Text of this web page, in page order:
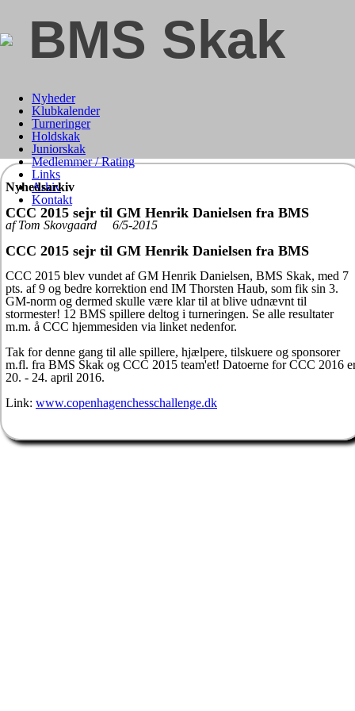
BMS Skak
Nyheder
Klubkalender
Turneringer
Holdskak
Juniorskak
Medlemmer / Rating
Links
Arkiv
Kontakt
Nyhedsarkiv
CCC 2015 sejr til GM Henrik Danielsen fra BMS
af Tom Skovgaard 6/5-2015
CCC 2015 sejr til GM Henrik Danielsen fra BMS
CCC 2015 blev vundet af GM Henrik Danielsen, BMS Skak, med 7
pts. af 9 og bedre korrektion end IM Thorsten Haub, som fik sin 3.
GM-norm og dermed skulle være klar til at blive udnævnt til
stormester! 12 BMS spillere deltog i turneringen. Se alle resultater
m.m. å CCC hjemmesiden via linket nedenfor.
Tak for denne gang til alle spillere, hjælpere, tilskuere og sponsorer
m.fl. fra BMS Skak og CCC 2015 team'et! Datoerne for CCC 2016
20. - 24. april 2016.
Link: www.copenhagenchesschallenge.dk